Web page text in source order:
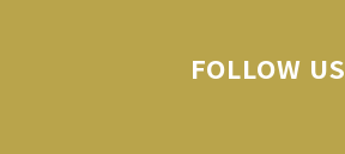
FOLLOW US